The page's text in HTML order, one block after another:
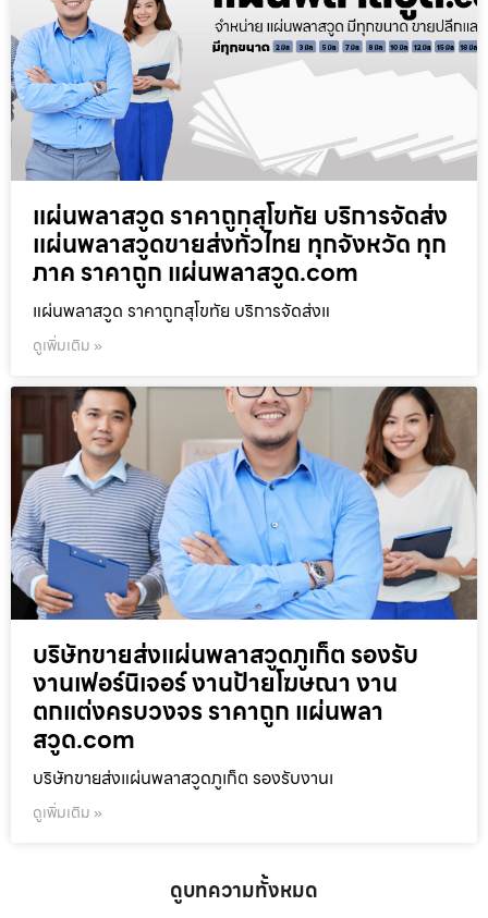
แผ่นพลาสวูด ราคาถูกสุโขทัย บริการจัดส่ง
แผ่นพลาสวูดขายส่งทั่วไทย ทุกจังหวัด ทุก
ภาค ราคาถูก แผ่นพลาสวูด.com
แผ่นพลาสวูด ราคาถูกสุโขทัย บริการจัดส่งแ
ดูเพิ่มเติม »
บริษัทขายส่งแผ่นพลาสวูดภูเก็ต รองรับ
งานเฟอร์นิเจอร์ งานป้ายโฆษณา งาน
ตกแต่งครบวงจร ราคาถูก แผ่นพลา
สวูด.com
บริษัทขายส่งแผ่นพลาสวูดภูเก็ต รองรับงานเ
ดูเพิ่มเติม »
ดูบทความทั้งหมด